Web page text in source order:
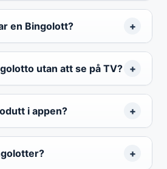
en Bingolott?
utan att se på TV?
i appen?